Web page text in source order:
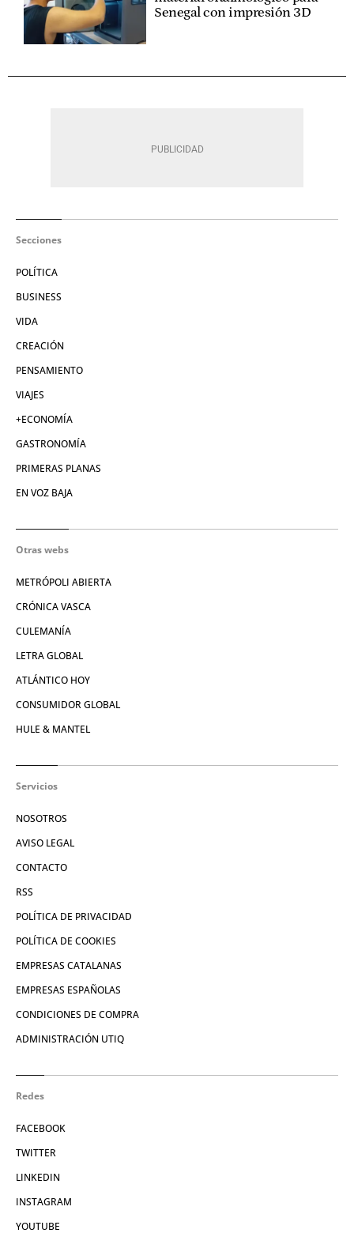
Senegal con impresión 3D
Secciones
POLÍTICA
BUSINESS
VIDA
CREACIÓN
PENSAMIENTO
VIAJES
+ECONOMÍA
GASTRONOMÍA
PRIMERAS PLANAS
EN VOZ BAJA
Otras webs
METRÓPOLI ABIERTA
CRÓNICA VASCA
CULEMANÍA
LETRA GLOBAL
ATLÁNTICO HOY
CONSUMIDOR GLOBAL
HULE & MANTEL
Servicios
NOSOTROS
AVISO LEGAL
CONTACTO
RSS
POLÍTICA DE PRIVACIDAD
POLÍTICA DE COOKIES
EMPRESAS CATALANAS
EMPRESAS ESPAÑOLAS
CONDICIONES DE COMPRA
ADMINISTRACIÓN UTIQ
Redes
FACEBOOK
TWITTER
LINKEDIN
INSTAGRAM
YOUTUBE